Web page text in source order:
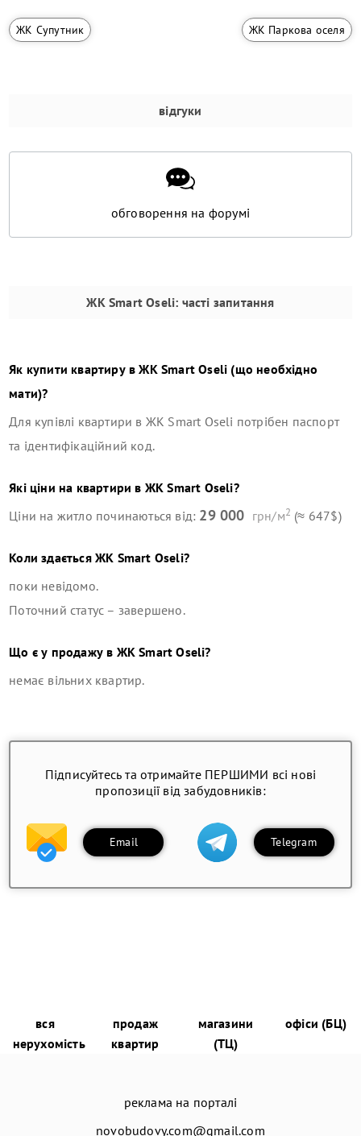
ЖК Супутник ЖК Паркова оселя
відгуки
обговорення на форумі
ЖК Smart Oseli: часті запитання
Як купити квартиру вЖК Smart Oseli (що необхідно
мати)?
Для купівлі квартири в ЖК Smart Oseli потрібен паспорт
та ідентифікаційний код.
Які ціни на квартири в ЖК Smart Oseli?
Ціни на житло починаються від: 29 000 грн/м2 (≈ 647$)
Коли здаєтьсяЖК Smart Oseli?
поки невідомо.
Поточний статус – завершено.
Що є у продажу в ЖК Smart Oseli?
немає вільних квартир.
Підписуйтесь та отримайте ПЕРШИМИ всі нові
пропозиції від забудовників:
Email Telegram
вся
нерухомість
продаж
квартир
магазини
(ТЦ)
офіси (БЦ)
реклама на порталі
novobudovy.com@gmail.com